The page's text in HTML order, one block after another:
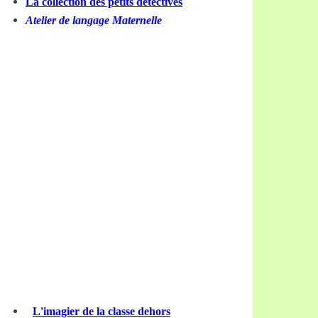
Atelier de langage Maternelle
L'imagier de la classe dehors